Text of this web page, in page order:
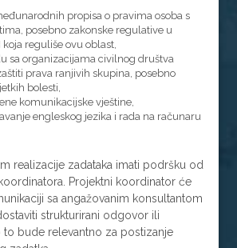
propisa o pravima osoba s
posebno zakonske regulative u
koja reguliše ovu oblast,
sa organizacijama civilnog društva
prava ranjivih skupina, posebno
bolesti,
komunikacijske vještine,
engleskog jezika i rada na računaru
realizacije zadataka imati podršku od
Projektni koordinator će
sa angažovanim konsultantom
strukturirani odgovor ili
bude relevantno za postizanje